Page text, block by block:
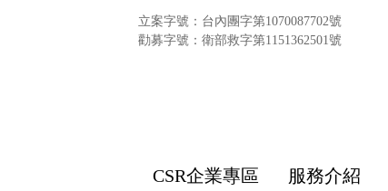
立案字號：台內團字第1070087702號
勸募字號：衛部救字第1151362501號
CSR企業專區 服務介紹